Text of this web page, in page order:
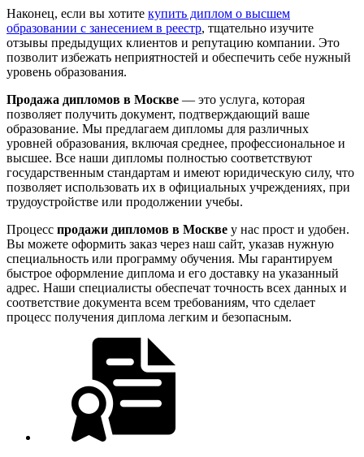
Наконец, если вы хотите купить диплом о высшем
образовании с занесением в реестр, тщательно изучите
отзывы предыдущих клиентов и репутацию компании. Это
позволит избежать неприятностей и обеспечить себе нужный
уровень образования.
Продажа дипломов в Москве — это услуга, которая
позволяет получить документ, подтверждающий ваше
образование. Мы предлагаем дипломы для различных
уровней образования, включая среднее, профессиональное и
высшее. Все наши дипломы полностью соответствуют
государственным стандартам и имеют юридическую силу, что
позволяет использовать их в официальных учреждениях, при
трудоустройстве или продолжении учебы.
Процесс продажи дипломов в Москве у нас прост и удобен.
Вы можете оформить заказ через наш сайт, указав нужную
специальность или программу обучения. Мы гарантируем
быстрое оформление диплома и его доставку на указанный
адрес. Наши специалисты обеспечат точность всех данных и
соответствие документа всем требованиям, что сделает
процесс получения диплома легким и безопасным.